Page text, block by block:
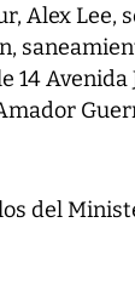
Alex Lee,
14
del